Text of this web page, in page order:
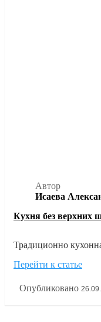
Автор
Исаева
Кухня без верхних
Традиционно
хранения. Однако
рекомендации и
Перейти к статье
Опубликовано